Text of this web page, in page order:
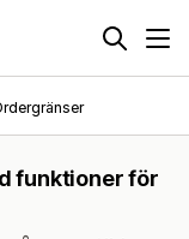
funktioner för